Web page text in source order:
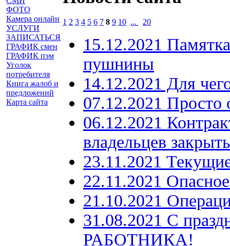
ФОТО
Камера онлайн
УСЛУГИ
ЗАПИСАТЬСЯ
ГРАФИК смен
ГРАФИК пэм
Уголок
потребителя
Книга жалоб и
предложений
Карта сайта
1 2 3 4 5 6 7 8 9 10 ... 20
15.12.2021
пушнины
14.12.2021 Для
07.12.2021 Просто
06.12.2021
владельцев
23.11.2021
22.11.2021
21.10.2021
31.08.2021 С
РАБОТНИКА!